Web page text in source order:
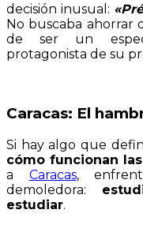
decisión inusual:
No buscaba ahorrar
de ser un
protagonista de su
Caracas: El
Si hay algo que
cómo funcionan
a Caracas,
demoledora:
estudiar.